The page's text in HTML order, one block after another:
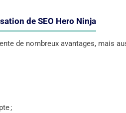
de SEO Hero Ninja
de nombreux avantages, mais
;